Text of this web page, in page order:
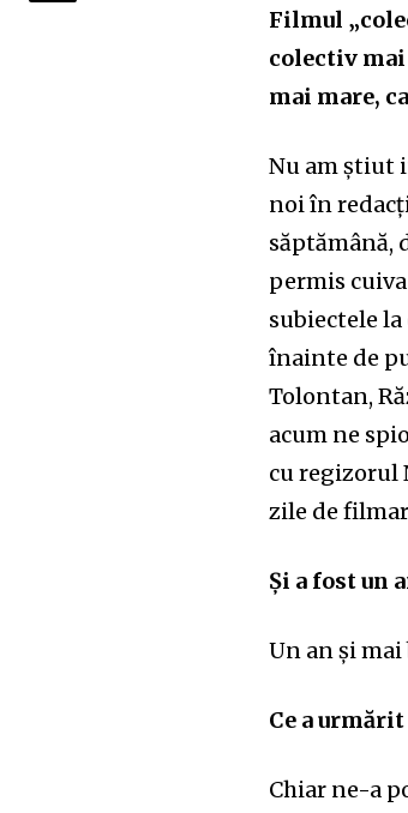
Filmul
colectiv mai
mai mare,
Nu am știut
noi în
săptămână,
permis
subiectele
înainte de
Tolontan,
acum ne
cu regizorul
zile de
Și a fost un
Un an și mai
Ce a
Chiar ne-a